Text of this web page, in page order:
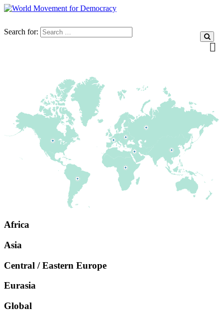
Search for:
Africa
Asia
Central / Eastern Europe
Eurasia
Global